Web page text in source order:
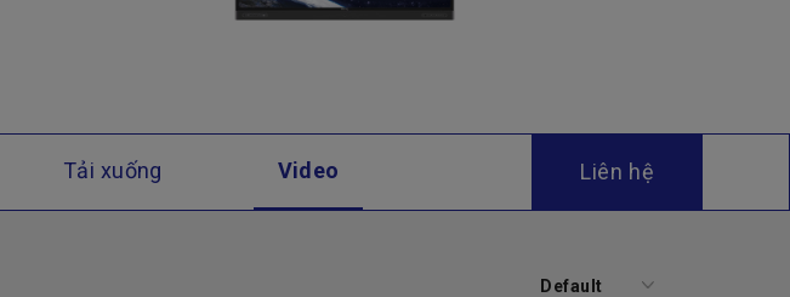
Tải xuống Video Liên hệ
Default